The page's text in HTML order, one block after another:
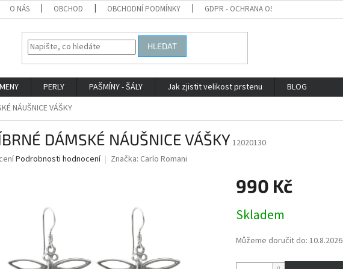
O NÁS OBCHOD OBCHODNÍ PODMÍNKY GDPR - OCHRANA OSOBNÍCH ÚDAJŮ
HLEDAT
PERLY PAŠMÍNY - ŠÁLY Jak zjistit velikost prstenu
BLOG
NÁUŠNICE VÁŠKY
DÁMSKÉ NÁUŠNICE VÁŠKY12020130
Podrobnosti hodnocení Značka: Carlo Romani
990 Kč
cena:
Skladem
Můžeme doručit do: 10.8.2026